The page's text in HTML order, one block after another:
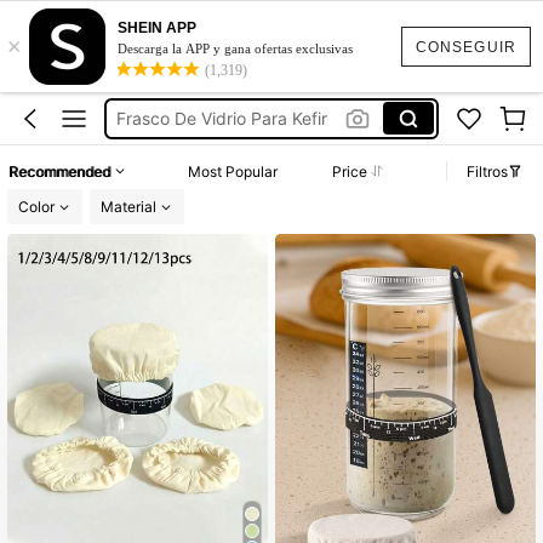
CONSEGUIR
×
SHEIN APP
Descarga la APP y gana ofertas exclusivas
(1,319)
Sourdough
Kefir
Frasco De Vidrio Para Kefir
Sourdough
Kefir
Recommended Most Popular Price
Filtros
Color
Material